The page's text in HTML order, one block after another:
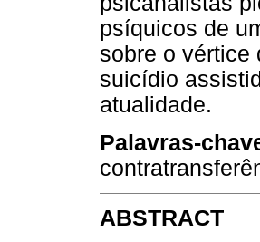
psíquicos de
sobre o vértice
suicídio
atualidade.
Palavras-
ABSTRACT